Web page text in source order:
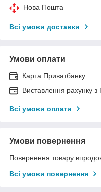
Нова Пошта
Всі умови доставки
Умови оплати
Карта Приватбанку
Виставлення рахунку
Всі умови оплати
Умови повернення
Повернення товару
Всі умови повернення